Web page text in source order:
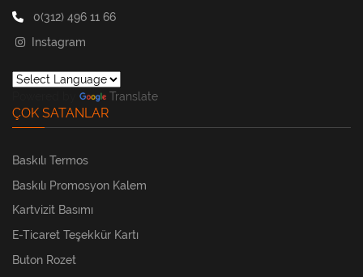
0(312) 496 11 66
Instagram
Translate
ÇOK SATANLAR
Baskılı Termos
Baskılı Promosyon Kalem
Kartvizit Basımı
E-Ticaret Teşekkür Kartı
Buton Rozet